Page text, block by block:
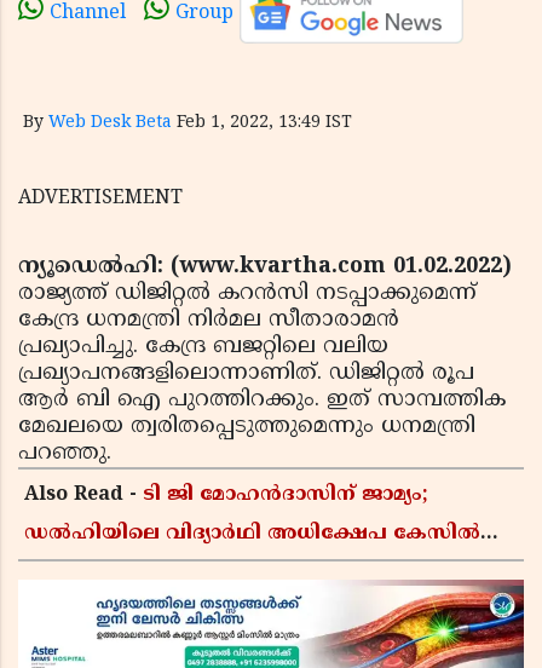
Channel Group
By Web Desk Beta Feb 1, 2022, 13:49 IST
ADVERTISEMENT
ന്യൂഡെല്‍ഹി: (www.kvartha.com 01.02.2022)
രാജ്യത്ത് ഡിജിറ്റല്‍ കറൻസി നടപ്പാക്കുമെന്ന്
കേന്ദ്ര ധനമന്ത്രി നിര്‍മല സീതാരാമന്‍
പ്രഖ്യാപിച്ചു. കേന്ദ്ര ബജറ്റിലെ വലിയ
പ്രഖ്യാപനങ്ങളിലൊന്നാണിത്. ഡിജിറ്റല്‍ രൂപ
ആര്‍ ബി ഐ പുറത്തിറക്കും. ഇത് സാമ്പത്തിക
മേഖലയെ ത്വരിതപ്പെടുത്തുമെന്നും ധനമന്ത്രി
പറഞ്ഞു.
Also Read - ടി ജി മോഹൻദാസിന് ജാമ്യം;
ഡൽഹിയിലെ വിദ്യാർഥി അധിക്ഷേപ കേസിൽ
കോടതി